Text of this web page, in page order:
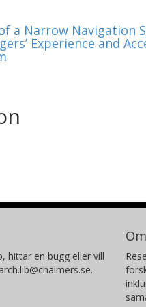
mer detaljerat
acceptans i olika
med utökad
och adaptivt
ekonomiska
och hjulaxlar och/
a Narrow Navigation
Experience and
hittar en bugg eller vill